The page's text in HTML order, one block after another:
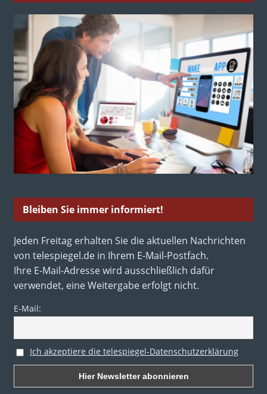
Bleiben Sie immer informiert!
Jeden Freitag erhalten Sie die aktuellen Nachrichten
von telespiegel.de in Ihrem E-Mail-Postfach.
Ihre E-Mail-Adresse wird ausschließlich dafür
verwendet, eine Weitergabe erfolgt nicht.
E-Mail:
Ich akzeptiere die telespiegel-Datenschutzerklärung